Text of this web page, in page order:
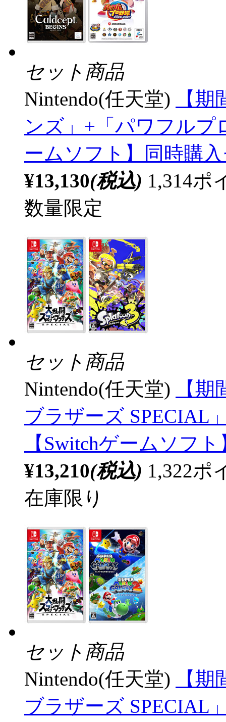
セット商品
Nintendo(任天堂)
【
ンズ」+「パワフルプ
ームソフト】同時購
¥13,130(税込) 1,314ポ
数量限定
セット商品
Nintendo(任天堂)
【
ブラザーズ SPECIAL
【Switchゲームソフ
¥13,210(税込) 1,322ポ
在庫限り
セット商品
Nintendo(任天堂)
【
ブラザーズ SPECIAL